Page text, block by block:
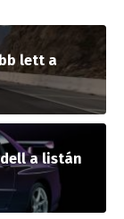
lett a
a listán